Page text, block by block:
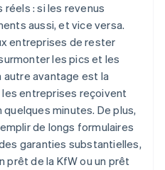
réels : si les revenus
aussi, et vice versa.
entreprises de rester
les pics et les
autre avantage est la
entreprises reçoivent
minutes. De plus,
de longs formulaires
garanties substantielles,
prêt de la KfW ou un prêt